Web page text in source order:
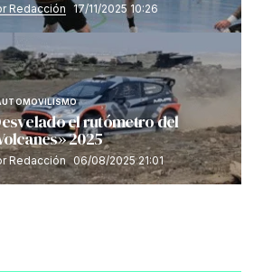
Redacción 17/11/2025 10:26
el rutómetro del
2025
Redacción 06/08/2025 21:01